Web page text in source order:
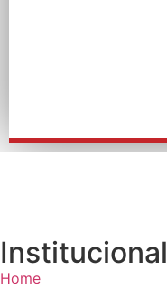
Institucional
Home